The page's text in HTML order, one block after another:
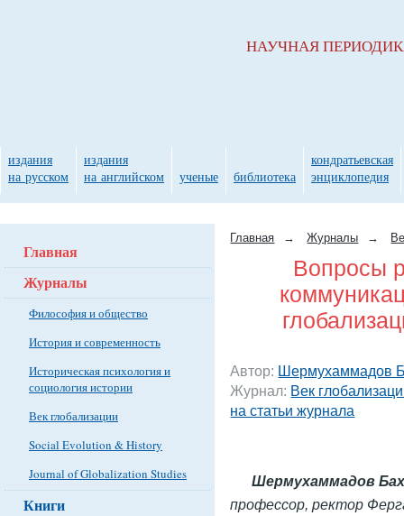
Главная → Журналы →
Вопросы
Автор: Шермухаммадов
Журнал: Век
на статьи журнала
Шермухаммадов
профессор, ректор
Главная
Журналы
Философия и общество
История и современность
Историческая психология и
социология истории
Век глобализации
Social Evolution & History
Journal of Globalization Studies
Книги
НАУЧНАЯ
издания
на русском
издания
на английском
ученые библиотека
кондратьевская
энциклопедия